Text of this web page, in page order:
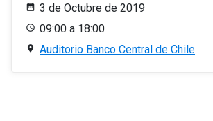
3 de Octubre de 2019
09:00 a 18:00
Auditorio Banco Central de Chile